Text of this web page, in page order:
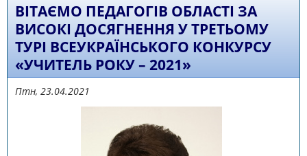
ВІТАЄМО ПЕДАГОГІВ ОБЛАСТІ ЗА
ВИСОКІ ДОСЯГНЕННЯ У ТРЕТЬОМУ
ТУРІ ВСЕУКРАЇНСЬКОГО КОНКУРСУ
«УЧИТЕЛЬ РОКУ – 2021»
Птн, 23.04.2021